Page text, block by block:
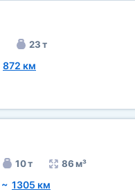
23 т
872 км
10 т 86 м³
~ 1305 км